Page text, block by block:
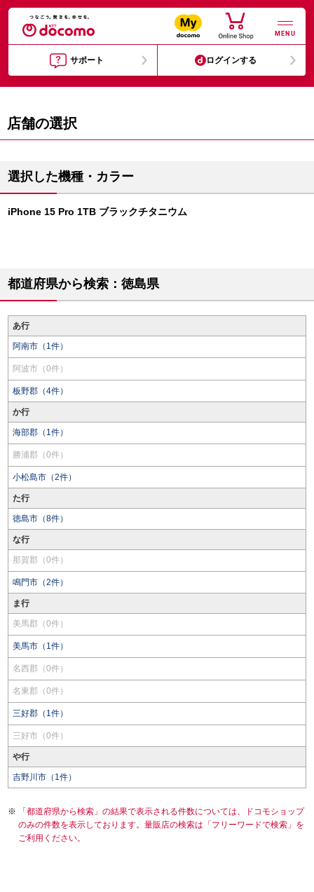
MENU
サポート ログインする
店舗の選択
選択した機種・カラー
iPhone 15 Pro 1TB ブラックチタニウム
都道府県から検索：徳島県
あ行
阿南市（1件）
阿波市（0件）
板野郡（4件）
か行
海部郡（1件）
勝浦郡（0件）
小松島市（2件）
た行
徳島市（8件）
な行
那賀郡（0件）
鳴門市（2件）
ま行
美馬郡（0件）
美馬市（1件）
名西郡（0件）
名東郡（0件）
三好郡（1件）
三好市（0件）
や行
吉野川市（1件）
「都道府県から検索」の結果で表示される件数については、ドコモショップ
のみの件数を表示しております。量販店の検索は「フリーワードで検索」を
ご利用ください。